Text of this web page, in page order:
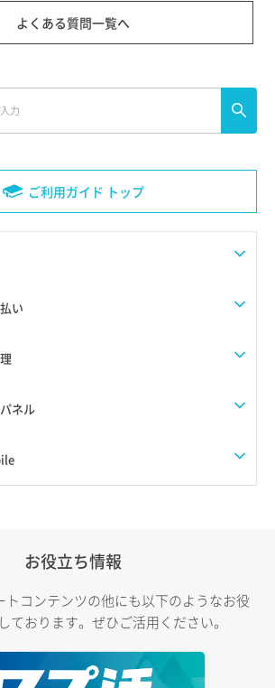
ご利用ガイド トップ
い
ネル
よくある質問一覧へ
お役立ち情報
トコンテンツの他にも以下のようなお役
ております。ぜひご活用ください。